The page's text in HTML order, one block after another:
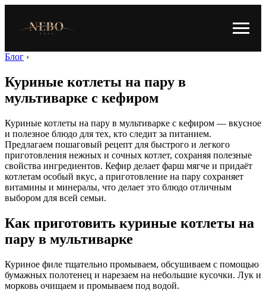
Блог ›
Куриные котлеты на пару в
мультиварке с кефиром
Куриные котлеты на пару в мультиварке с кефиром — вкусное
и полезное блюдо для тех, кто следит за питанием.
Предлагаем пошаговый рецепт для быстрого и легкого
приготовления нежных и сочных котлет, сохраняя полезные
свойства ингредиентов. Кефир делает фарш мягче и придаёт
котлетам особый вкус, а приготовление на пару сохраняет
витамины и минералы, что делает это блюдо отличным
выбором для всей семьи.
Как приготовить куриные котлеты на
пару в мультиварке
Куриное филе тщательно промываем, обсушиваем с помощью
бумажных полотенец и нарезаем на небольшие кусочки. Лук и
морковь очищаем и промываем под водой.